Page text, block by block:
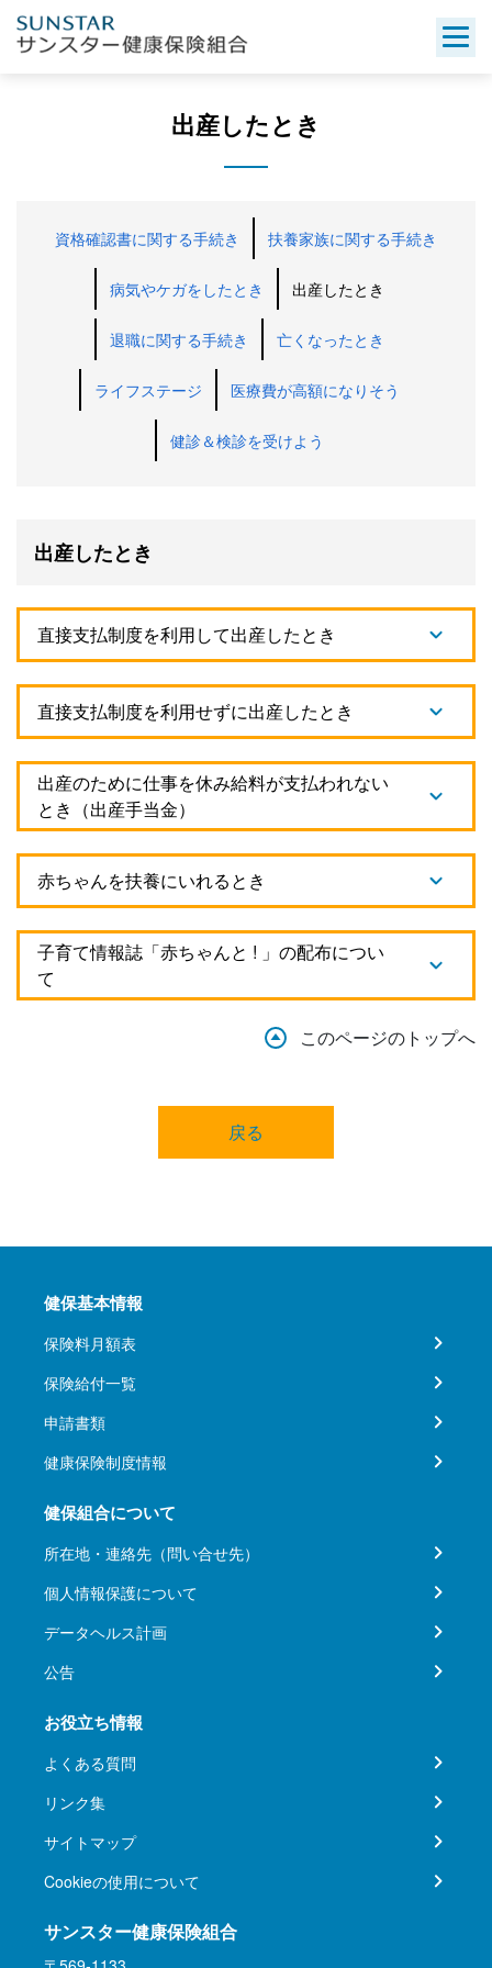
Skip
出産したとき
資格確認書に関する手続き 扶養家族に関する手続き
病気やケガをしたとき 出産したとき
退職に関する手続き 亡くなったとき
ライフステージ 医療費が高額になりそう
健診＆検診を受けよう
出産したとき
直接支払制度を利用して出産したとき
直接支払制度を利用せずに出産したとき
出産のために仕事を休み給料が支払われない
とき（出産手当金）
赤ちゃんを扶養にいれるとき
子育て情報誌「赤ちゃんと ! 」の配布につい
て
このページのトップへ
戻る
健保基本情報
保険料月額表
保険給付一覧
申請書類
健康保険制度情報
健保組合について
所在地・連絡先（問い合せ先）
個人情報保護について
データヘルス計画
公告
お役立ち情報
よくある質問
リンク集
サイトマップ
Cookieの使用について
サンスター健康保険組合